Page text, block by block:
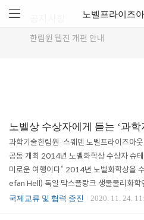
한림원 웹진 개편 안내
노벨프라이즈
노벨상 수상자에게 듣는 ‘과학
과학기술한림원·스웨덴 노벨프라이즈아
공동 개최 2014년 노벨화학상 수상자 슈
미로운 여행이다” 2014년 노벨화학상을
efan Hell) 독일 막스플랑크 생물물리화학
를 꿈꾸는 청소년들과 젊은 연구자들을 위
국제교류 및 협력 증진 2020. 11. 24.